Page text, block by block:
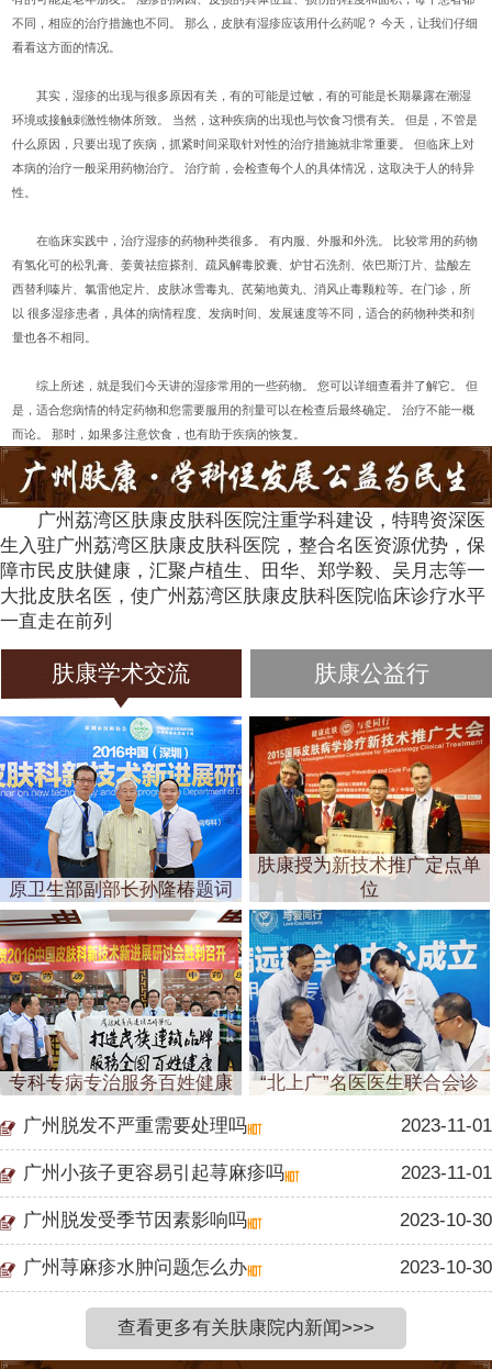
不同，相应的治疗措施也不同。 那么，皮肤有湿疹应该用什么药呢？ 今天，让我们仔细
看看这方面的情况。
其实，湿疹的出现与很多原因有关，有的可能是过敏，有的可能是长期暴露在潮湿
环境或接触刺激性物体所致。 当然，这种疾病的出现也与饮食习惯有关。 但是，不管是
什么原因，只要出现了疾病，抓紧时间采取针对性的治疗措施就非常重要。 但临床上对
本病的治疗一般采用药物治疗。 治疗前，会检查每个人的具体情况，这取决于人的特异
性。
在临床实践中，治疗湿疹的药物种类很多。 有内服、外服和外洗。 比较常用的药物
有氢化可的松乳膏、姜黄祛痘搽剂、疏风解毒胶囊、炉甘石洗剂、依巴斯汀片、盐酸左
西替利嗪片、氯雷他定片、皮肤冰雪毒丸、芪菊地黄丸、消风止毒颗粒等。在门诊，所
以 很多湿疹患者，具体的病情程度、发病时间、发展速度等不同，适合的药物种类和剂
量也各不相同。
综上所述，就是我们今天讲的湿疹常用的一些药物。 您可以详细查看并了解它。 但
是，适合您病情的特定药物和您需要服用的剂量可以在检查后最终确定。 治疗不能一概
而论。 那时，如果多注意饮食，也有助于疾病的恢复。
广州荔湾区肤康皮肤科医院注重学科建设，特聘资深医
生入驻广州荔湾区肤康皮肤科医院，整合名医资源优势，保
障市民皮肤健康，汇聚卢植生、田华、郑学毅、吴月志等一
大批皮肤名医，使广州荔湾区肤康皮肤科医院临床诊疗水平
一直走在前列
肤康学术交流 肤康公益行
原卫生部副部长孙隆椿题词
肤康授为新技术推广定点单
位
专科专病专治服务百姓健康 “北上广”名医医生联合会诊
广州脱发不严重需要处理吗 2023-11-01
广州小孩子更容易引起荨麻疹吗 2023-11-01
广州脱发受季节因素影响吗 2023-10-30
广州荨麻疹水肿问题怎么办 2023-10-30
查看更多有关肤康院内新闻>>>